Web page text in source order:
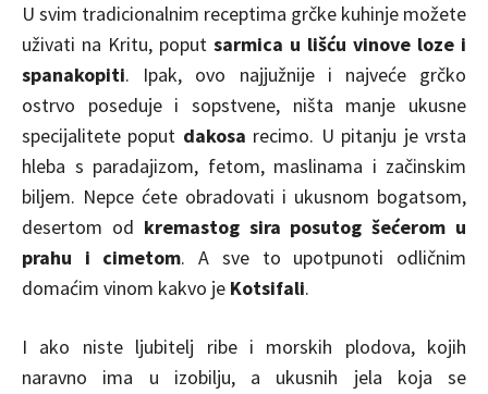
U svim tradicionalnim receptima grčke kuhinje možete
uživati na Kritu, poput sarmica u lišću vinove loze i
spanakopiti. Ipak, ovo najjužnije i najveće grčko
ostrvo poseduje i sopstvene, ništa manje ukusne
specijalitete poput dakosa recimo. U pitanju je vrsta
hleba s paradajizom, fetom, maslinama i začinskim
biljem. Nepce ćete obradovati i ukusnom bogatsom,
desertom od kremastog sira posutog šećerom u
prahu i cimetom. A sve to upotpunoti odličnim
domaćim vinom kakvo je Kotsifali.
I ako niste ljubitelj ribe i morskih plodova, kojih
naravno ima u izobilju, a ukusnih jela koja se